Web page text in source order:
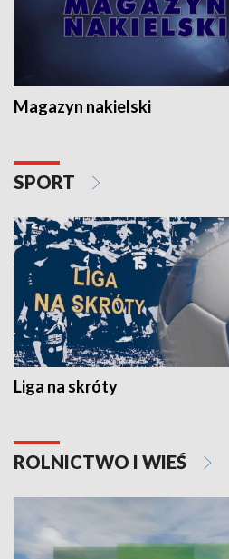
Magazyn nakielski
SPORT
Liga na skróty
ROLNICTWO I WIEŚ